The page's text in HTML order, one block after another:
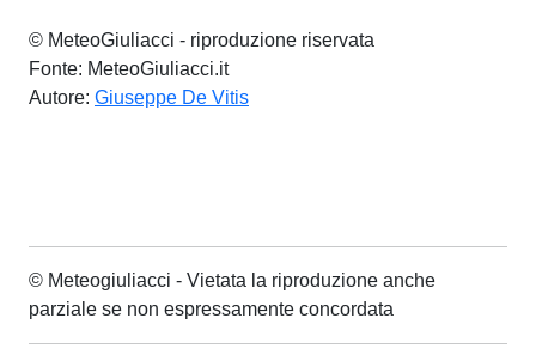
© MeteoGiuliacci - riproduzione riservata
Fonte: MeteoGiuliacci.it
Autore: Giuseppe De Vitis
© Meteogiuliacci - Vietata la riproduzione anche
parziale se non espressamente concordata